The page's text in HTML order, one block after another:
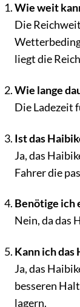
Wie weit
Die
liegt die
Wie lange
Die Ladezeit
Ist das
Ja, das
Fahrer die
Benötige ich
Nein, da das
Kann ich
Ja, das
besseren
lagern.